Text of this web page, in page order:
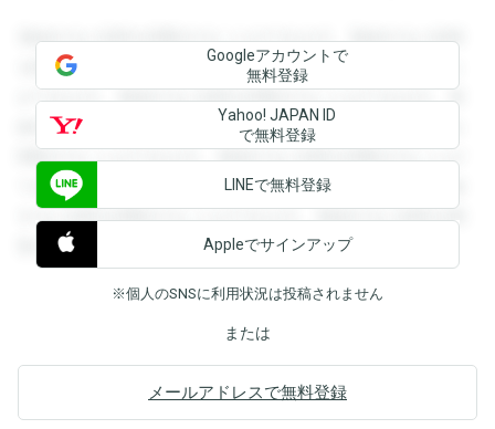
登録すると回答を閲覧することができます。登録すると回答
を閲覧することができます。登録すると回答を閲覧すること
ができます。登録すると回答を閲覧することができます。登
録すると回答を閲覧することができます。登録すると回答を
閲覧することができます。登録すると回答を閲覧することが
できます。登録すると回答を閲覧することができます。登録
すると回答を閲覧することができます。登録すると回答を閲
覧することができます。
Googleアカウントで
無料登録
Yahoo! JAPAN ID
で無料登録
LINEで無料登録
Appleでサインアップ
※個人のSNSに利用状況は投稿されません
または
メールアドレスで無料登録